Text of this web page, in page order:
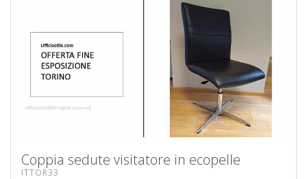
Coppia sedute visitatore in ecopelle
ITTOR33